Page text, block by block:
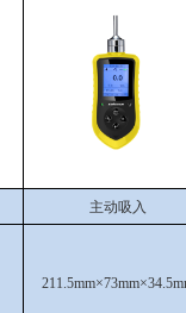
主动吸入